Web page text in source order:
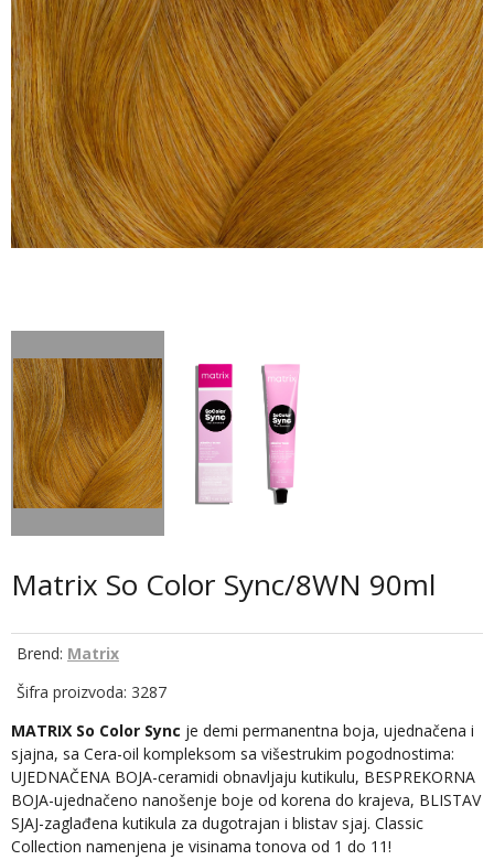
Matrix So Color Sync/8WN 90ml
Brend: Matrix
Šifra proizvoda: 3287
MATRIX So Color Sync je demi permanentna boja, ujednačena i
sjajna, sa Cera-oil kompleksom sa višestrukim pogodnostima:
UJEDNAČENA BOJA-ceramidi obnavljaju kutikulu, BESPREKORNA
BOJA-ujednačeno nanošenje boje od korena do krajeva, BLISTAV
SJAJ-zaglađena kutikula za dugotrajan i blistav sjaj. Classic
Collection namenjena je visinama tonova od 1 do 11!